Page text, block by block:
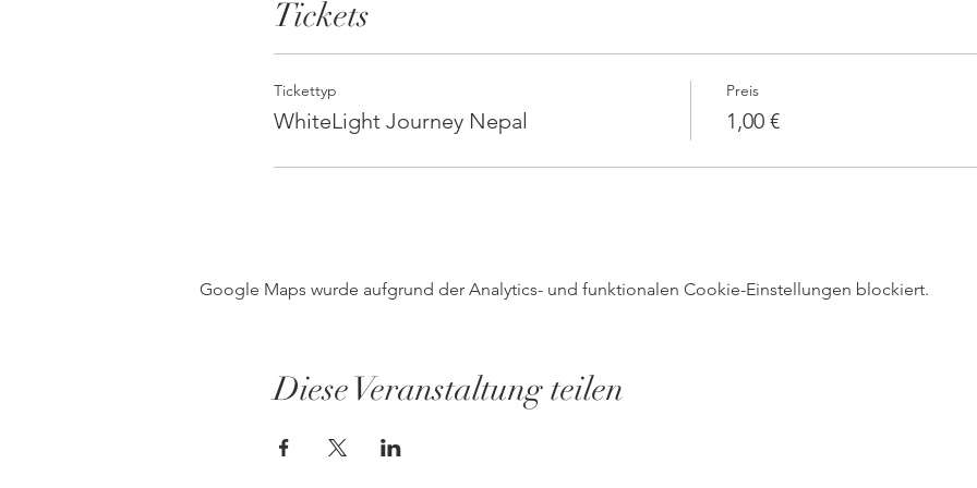
Tickets
Tickettyp
WhiteLight Journey Nepal
Preis
1,00 €
Google Maps wurde aufgrund der Analytics- und funktionalen Cookie-Einstellungen blockiert.
Diese Veranstaltung teilen